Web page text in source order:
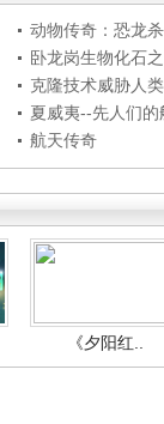
动物传奇：恐龙
卧龙岗生物化石
克隆技术威胁人
夏威夷--先人们的
航天传奇
《夕阳红..